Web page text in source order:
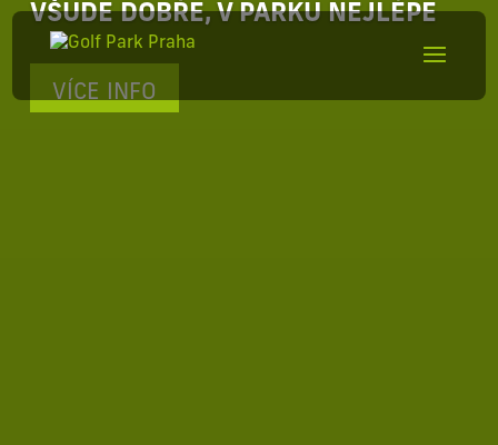
VŠUDE DOBŘE, V PARKU NEJLÉPE
VÍCE INFO